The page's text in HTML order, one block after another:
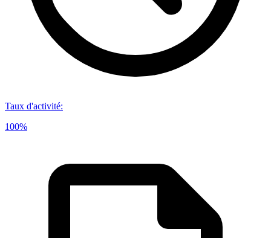
Taux d'activité:
100%